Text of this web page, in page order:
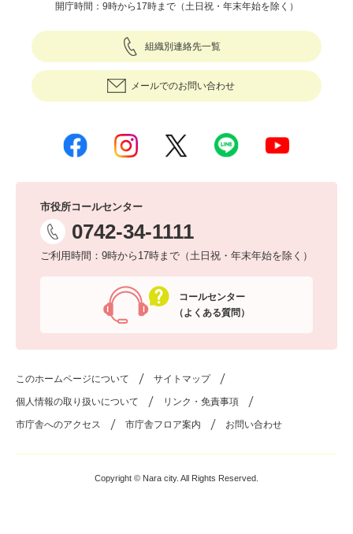
開庁時間：9時から17時まで（土日祝・年末年始を除く）
組織別連絡先一覧
メールでのお問い合わせ
市役所コールセンター
0742-34-1111
ご利用時間：9時から17時まで（土日祝・年末年始を除く）
コールセンター
（よくある質問）
このホームページについて サイトマップ
個人情報の取り扱いについて リンク・免責事項
市庁舎へのアクセス 市庁舎フロア案内 お問い合わせ
Copyright © Nara city. All Rights Reserved.